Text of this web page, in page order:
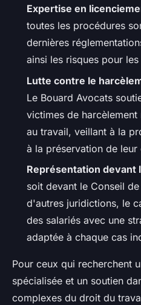
Expertise en
toutes les procédures
dernières
ainsi les risques pour les
Lutte contre le
Le Bouard Avocats
victimes de
au travail, veillant à la
à la préservation de leur
Représentation devant
soit devant le Conseil
d'autres juridictions, le
des salariés avec une
adaptée à chaque cas
Pour ceux qui recherchent
spécialisée et un soutien
complexes du droit du